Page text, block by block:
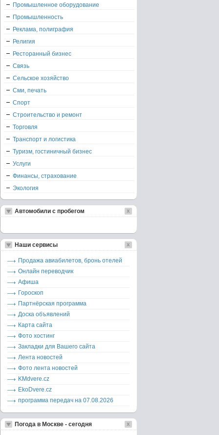
Промышленное оборудование
Промышленность
Реклама, полиграфия
Религия
Ресторанный бизнес
Связь
Сельское хозяйство
Сми, печать
Спорт
Строительство и ремонт
Торговля
Транспорт и логистика
Туризм, гостиничный бизнес
Услуги
Финансы, страхование
Экология
Автомобили с пробегом
Наши сервисы
Продажа авиабилетов, бронь отелей
Онлайн переводчик
Афиша
Гороскоп
Партнёрская программа
Доска объявлений
Карта сайта
Фото хостинг
Закладки для Вашего сайта
Лента новостей
Фото лента новостей
KMdvere.cz
EkoDvere.cz
программа передач на 07.08.2026
Погода в Москве - сегодня